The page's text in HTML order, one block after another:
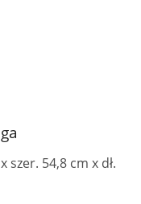
54,8 cm x dł.